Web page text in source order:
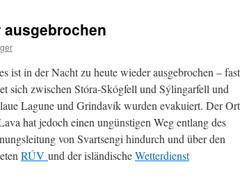
ist in der Nacht zu heute wieder ausgebrochen – fast
sich zwischen Stóra-Skógfell und Sýlingarfell und
Lagune und Grindavík wurden evakuiert. Der Ort
hat jedoch einen ungünstigen Weg entlang des
von Svartsengi hindurch und über den
RÚV und der isländischeWetterdienst